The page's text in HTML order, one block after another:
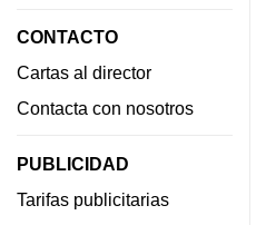
CONTACTO
Cartas al director
Contacta con nosotros
PUBLICIDAD
Tarifas publicitarias